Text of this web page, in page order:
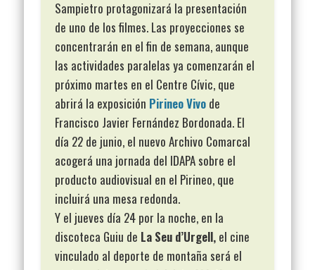
Sampietro protagonizará la presentación
de uno de los filmes. Las proyecciones se
concentrarán en el fin de semana, aunque
las actividades paralelas ya comenzarán el
próximo martes en el Centre Cívic, que
abrirá la exposición Pirineo Vivo de
Francisco Javier Fernández Bordonada. El
día 22 de junio, el nuevo Archivo Comarcal
acogerá una jornada del IDAPA sobre el
producto audiovisual en el Pirineo, que
incluirá una mesa redonda.
Y el jueves día 24 por la noche, en la
discoteca Guiu de La Seu d’Urgell, el cine
vinculado al deporte de montaña será el